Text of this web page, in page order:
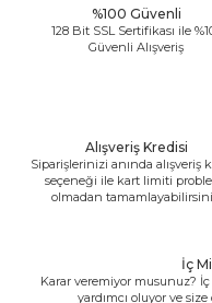
%100 Güvenli
128 Bit SSL Sertifikası ile
Güvenli Alışveriş
Alışveriş Kredisi
Siparişlerinizi anında alışveriş
seçeneği ile kart limiti
olmadan
İç
Karar veremiyor musunuz?
yardımcı oluyor ve size